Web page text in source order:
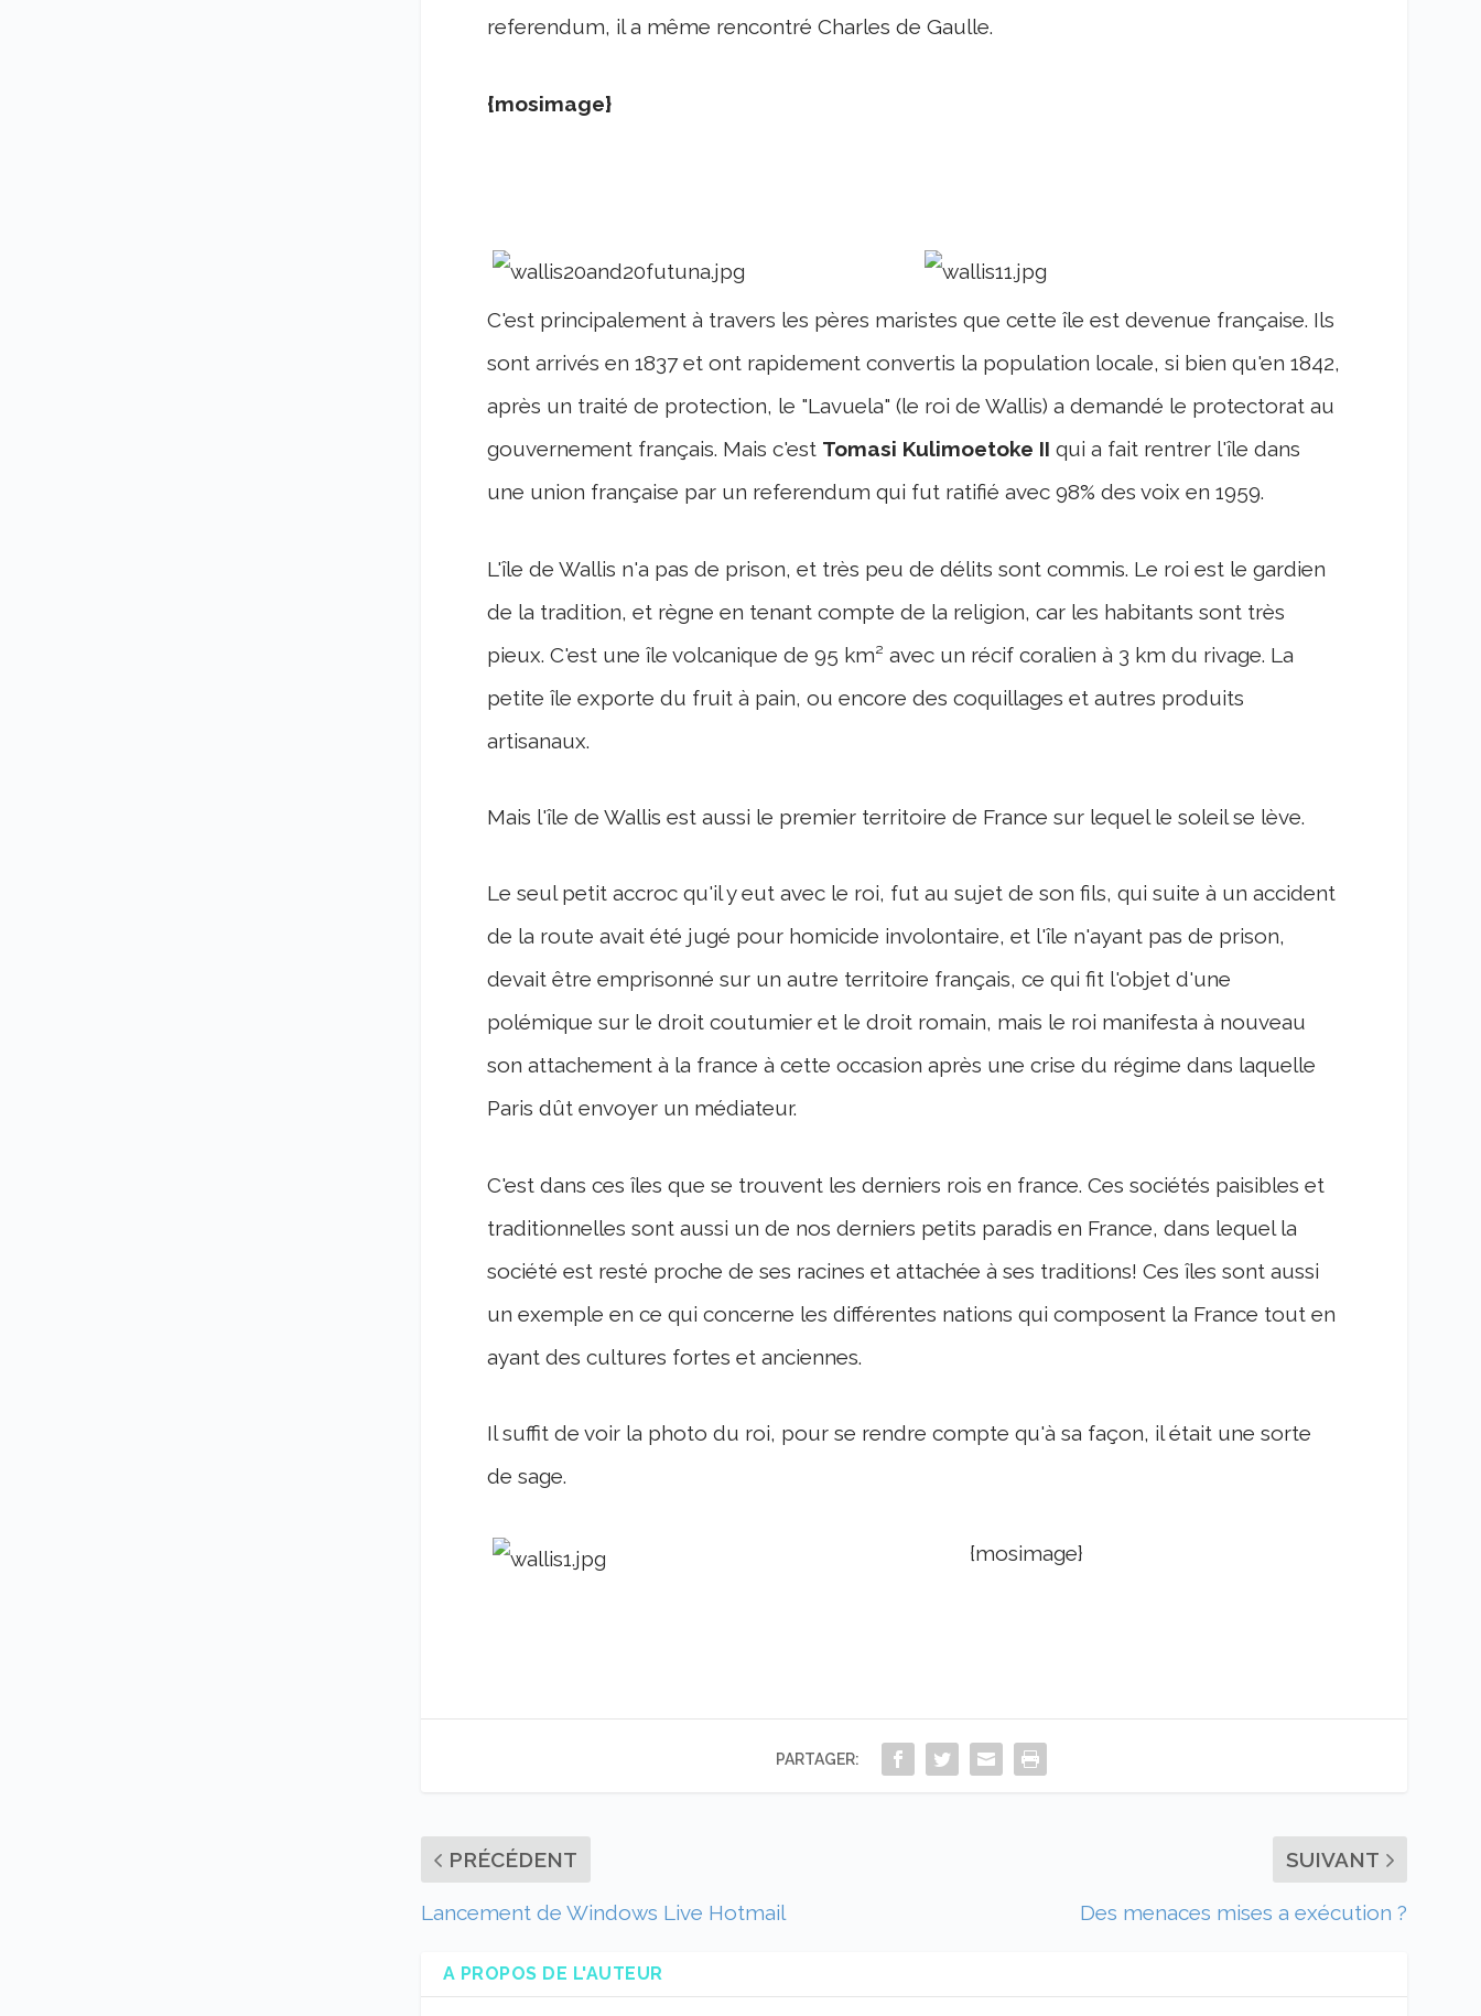
referendum, il a même rencontré Charles de Gaulle.
{mosimage}
C'est principalement à travers les pères maristes que cette île est devenue française. Ils
sont arrivés en 1837 et ont rapidement convertis la population locale, si bien qu'en 1842,
après un traité de protection, le "Lavuela" (le roi de Wallis) a demandé le protectorat au
gouvernement français. Mais c'est Tomasi Kulimoetoke II qui a fait rentrer l'île dans
une union française par un referendum qui fut ratifié avec 98% des voix en 1959.
L'île de Wallis n'a pas de prison, et très peu de délits sont commis. Le roi est le gardien
de la tradition, et règne en tenant compte de la religion, car les habitants sont très
pieux. C'est une île volcanique de 95 km² avec un récif coralien à 3 km du rivage. La
petite île exporte du fruit à pain, ou encore des coquillages et autres produits
artisanaux.
Mais l'île de Wallis est aussi le premier territoire de France sur lequel le soleil se lève.
Le seul petit accroc qu'il y eut avec le roi, fut au sujet de son fils, qui suite à un accident
de la route avait été jugé pour homicide involontaire, et l'île n'ayant pas de prison,
devait être emprisonné sur un autre territoire français, ce qui fit l'objet d'une
polémique sur le droit coutumier et le droit romain, mais le roi manifesta à nouveau
son attachement à la france à cette occasion après une crise du régime dans laquelle
Paris dût envoyer un médiateur.
C'est dans ces îles que se trouvent les derniers rois en france. Ces sociétés paisibles et
traditionnelles sont aussi un de nos derniers petits paradis en France, dans lequel la
société est resté proche de ses racines et attachée à ses traditions! Ces îles sont aussi
un exemple en ce qui concerne les différentes nations qui composent la France tout en
ayant des cultures fortes et anciennes.
Il suffit de voir la photo du roi, pour se rendre compte qu'à sa façon, il était une sorte
de sage.
{mosimage}
PARTAGER:
PRÉCÉDENT
Lancement de Windows Live Hotmail
SUIVANT
Des menaces mises a exécution ?
A PROPOS DE L'AUTEUR